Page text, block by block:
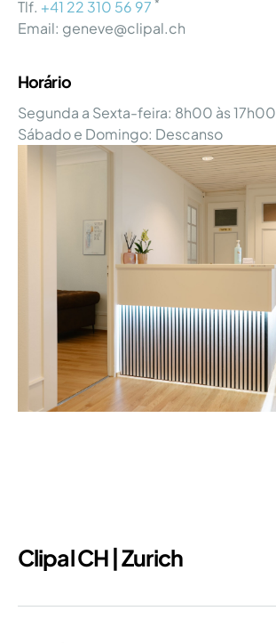
Tlf. +41 22 310 56 97 *
Email: geneve@clipal.ch
Horário
Segunda a Sexta-feira: 8h00 às 17h00
Sábado e Domingo: Descanso
Clipal CH | Zurich